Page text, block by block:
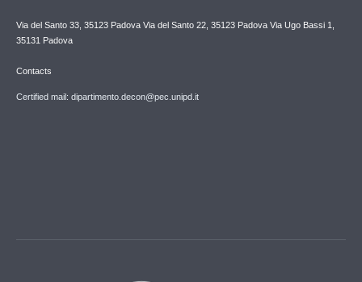
Via del Santo 33, 35123 Padova Via del Santo 22, 35123 Padova Via Ugo Bassi 1,
35131 Padova
Contacts
Certified mail: dipartimento.decon@pec.unipd.it